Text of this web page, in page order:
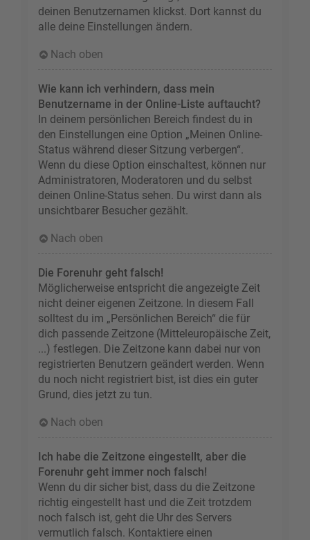
deinen Benutzernamen klickst. Dort kannst du
alle deine Einstellungen ändern.
Nach oben
Wie kann ich verhindern, dass mein
Benutzername in der Online-Liste auftaucht?
In deinem persönlichen Bereich findest du in
den Einstellungen eine Option „Meinen Online-
Status während dieser Sitzung verbergen“.
Wenn du diese Option einschaltest, können nur
Administratoren, Moderatoren und du selbst
deinen Online-Status sehen. Du wirst dann als
unsichtbarer Besucher gezählt.
Nach oben
Die Forenuhr geht falsch!
Möglicherweise entspricht die angezeigte Zeit
nicht deiner eigenen Zeitzone. In diesem Fall
solltest du im „Persönlichen Bereich“ die für
dich passende Zeitzone (Mitteleuropäische Zeit,
...) festlegen. Die Zeitzone kann dabei nur von
registrierten Benutzern geändert werden. Wenn
du noch nicht registriert bist, ist dies ein guter
Grund, dies jetzt zu tun.
Nach oben
Ich habe die Zeitzone eingestellt, aber die
Forenuhr geht immer noch falsch!
Wenn du dir sicher bist, dass du die Zeitzone
richtig eingestellt hast und die Zeit trotzdem
noch falsch ist, geht die Uhr des Servers
vermutlich falsch. Kontaktiere einen